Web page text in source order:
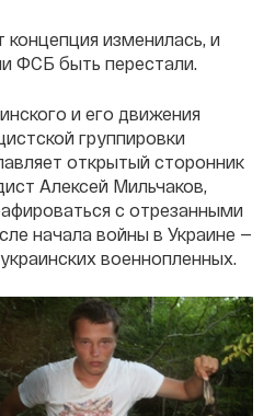
концепция изменилась, и
ФСБ быть перестали.
и его движения
группировки
открытый сторонник
Алексей Мильчаков,
с отрезанными
начала войны в Украине —
военнопленных.